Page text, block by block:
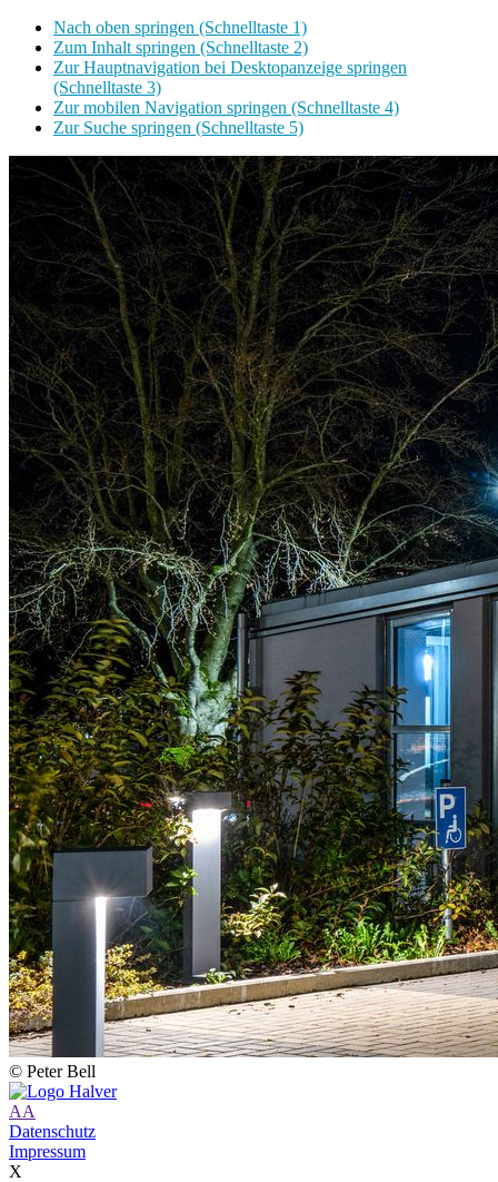
Nach oben springen (Schnelltaste 1)
Zum Inhalt springen (Schnelltaste 2)
Zur Hauptnavigation bei Desktopanzeige springen
(Schnelltaste 3)
Zur mobilen Navigation springen (Schnelltaste 4)
Zur Suche springen (Schnelltaste 5)
© Peter Bell
AA
Datenschutz
Impressum
X